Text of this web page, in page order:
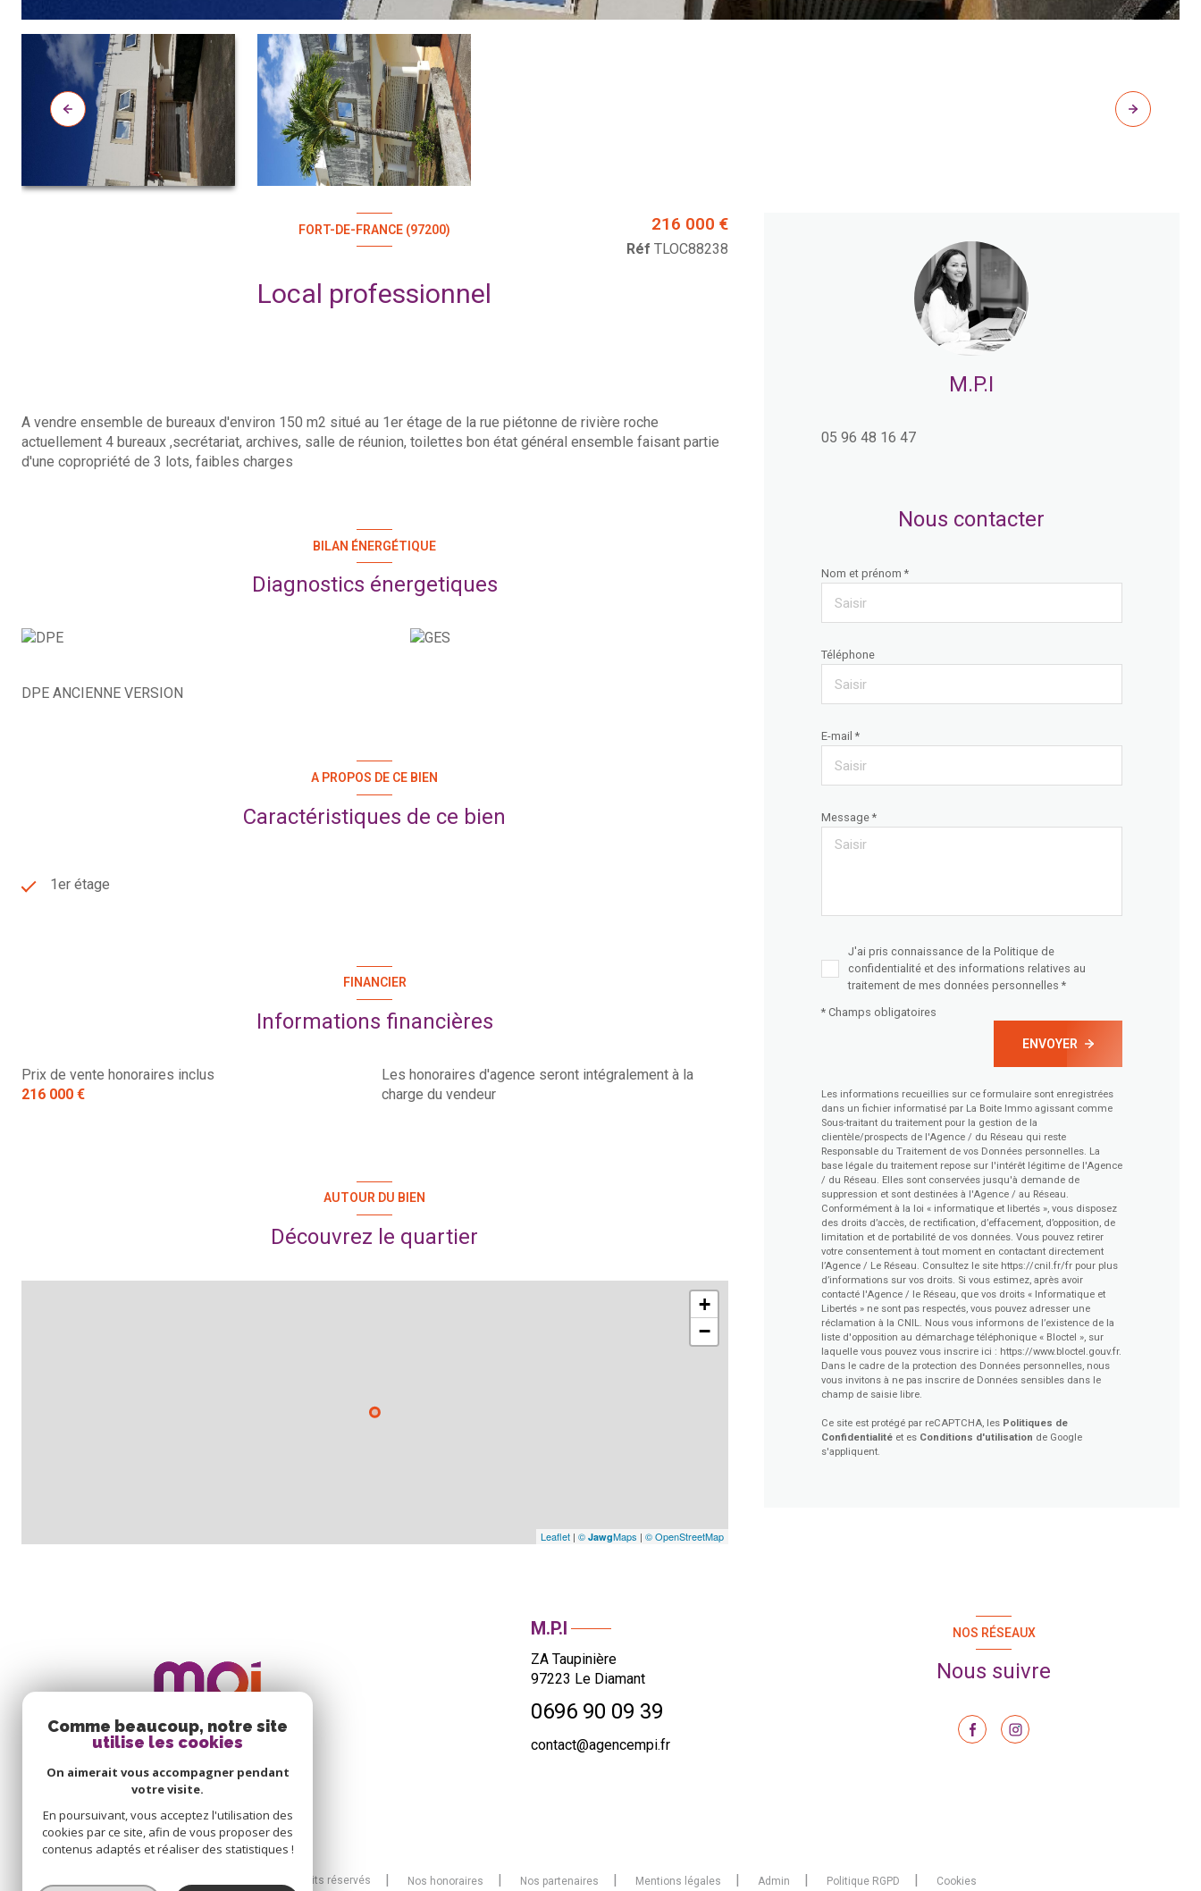
FORT-DE-FRANCE (97200)
Local professionnel
216 000 €
Réf TLOC88238
A vendre ensemble de bureaux d'environ 150 m2 situé au 1er étage de la rue piétonne de rivière roche
actuellement 4 bureaux ,secrétariat, archives, salle de réunion, toilettes bon état général ensemble faisant partie
d'une copropriété de 3 lots, faibles charges
BILAN ÉNERGÉTIQUE
Diagnostics énergetiques
DPE ANCIENNE VERSION
A PROPOS DE CE BIEN
Caractéristiques de ce bien
1er étage
FINANCIER
Informations financières
Prix de vente honoraires inclus
216 000 €
Les honoraires d'agence seront intégralement à la
charge du vendeur
AUTOUR DU BIEN
Découvrez le quartier
+
−
Leaflet| © JawgMaps | © OpenStreetMap
M.P.I
05 96 48 16 47
Nous contacter
Nom et prénom *
Téléphone
E-mail *
Message *
J'ai pris connaissance de la Politique de
confidentialité et des informations relatives au
traitement de mes données personnelles *
* Champs obligatoires
ENVOYER
Les informations recueillies sur ce formulaire sont enregistrées
dans un fichier informatisé par La Boite Immo agissant comme
Sous-traitant du traitement pour la gestion de la
clientèle/prospects de l'Agence / du Réseau qui reste
Responsable du Traitement de vos Données personnelles. La
base légale du traitement repose sur l'intérêt légitime de l'Agence
/ du Réseau. Elles sont conservées jusqu'à demande de
suppression et sont destinées à l'Agence / au Réseau.
Conformément à la loi « informatique et libertés », vous disposez
des droits d’accès, de rectification, d’effacement, d’opposition, de
limitation et de portabilité de vos données. Vous pouvez retirer
votre consentement à tout moment en contactant directement
l’Agence / Le Réseau. Consultez le site https://cnil.fr/frpour plus
d’informations sur vos droits. Si vous estimez, après avoir
contacté l'Agence / le Réseau, que vos droits « Informatique et
Libertés » ne sont pas respectés, vous pouvez adresser une
réclamation à la CNIL. Nous vous informons de l’existence de la
liste d'opposition au démarchage téléphonique « Bloctel », sur
laquelle vous pouvez vous inscrire ici : https://www.bloctel.gouv.fr.
Dans le cadre de la protection des Données personnelles, nous
vous invitons à ne pas inscrire de Données sensibles dans le
champ de saisie libre.
Ce site est protégé par reCAPTCHA, les Politiques de
Confidentialitéet es Conditions d'utilisation de Google
s'appliquent.
M.P.I
ZA Taupinière
97223 Le Diamant
0696 90 09 39
contact@agencempi.fr
NOS RÉSEAUX
Nous suivre
© 2026 | Tous droits réservés Nos honoraires Nos partenaires Mentions légales Admin Politique RGPD Cookies
Comme beaucoup, notre site
utilise les cookies
On aimerait vous accompagner pendant
votre visite.
En poursuivant, vous acceptez l'utilisation des
cookies par ce site, afin de vous proposer des
contenus adaptés et réaliser des statistiques !